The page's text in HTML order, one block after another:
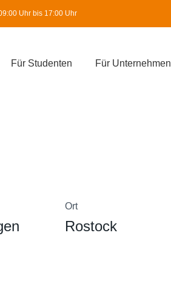
Uhr bis 17:00 Uhr
Für Studenten Für Unternehmen
Ort
Rostock